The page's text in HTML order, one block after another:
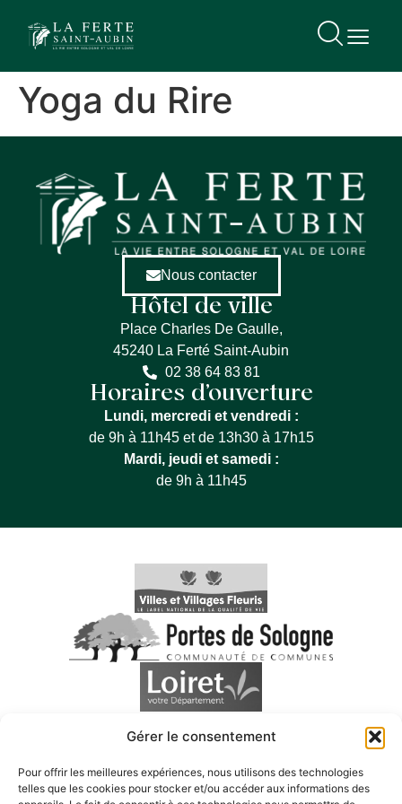
Gérer le consentement
Pour offrir les meilleures expériences, nous utilisons des technologies
telles que les cookies pour stocker et/ou accéder aux informations des
principal
Yoga du Rire
Nous contacter
Hôtel de ville
Place Charles De Gaulle,
45240 La Ferté Saint-Aubin
02 38 64 83 81
Horaires d’ouverture
Lundi, mercredi et vendredi :
de 9h à 11h45 et de 13h30 à 17h15
Mardi, jeudi et samedi :
de 9h à 11h45